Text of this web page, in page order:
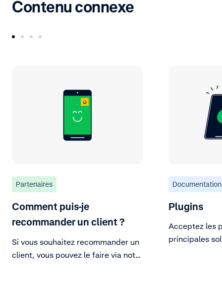
Contenu connexe
Partenaires
Comment puis-je
recommander un client ?
Si vous souhaitez recommander un
client, vous pouvez le faire via notre
Documentation
Plugins
Acceptez les
principales